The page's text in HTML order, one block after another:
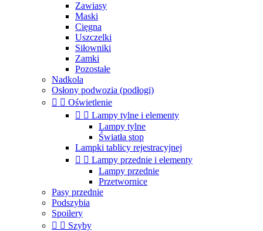
Zawiasy
Maski
Cięgna
Uszczelki
Siłowniki
Zamki
Pozostałe
Nadkola
Osłony podwozia (podłogi)
  Oświetlenie
  Lampy tylne i elementy
Lampy tylne
Światła stop
Lampki tablicy rejestracyjnej
  Lampy przednie i elementy
Lampy przednie
Przetwornice
Pasy przednie
Podszybia
Spoilery
  Szyby